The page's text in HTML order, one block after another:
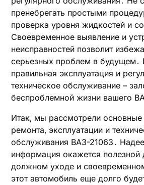
пренебрегать простыми
проверка уровня жидкостей и
Своевременное выявление и
неисправностей позволит
серьезных проблем в будущем․
правильная эксплуатация и
техническое обслуживание –
беспроблемной жизни вашего
Итак‚ мы рассмотрели основные
ремонта‚ эксплуатации и
обслуживания ВАЗ-21063․
информация окажется полезной
должном уходе и
этот автомобиль еще долго